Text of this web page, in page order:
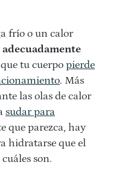
frío o un calor
tu cuerpopierde
. Más
las olas de calor
sudar para
que parezca, hay
hidratarse que el
son.